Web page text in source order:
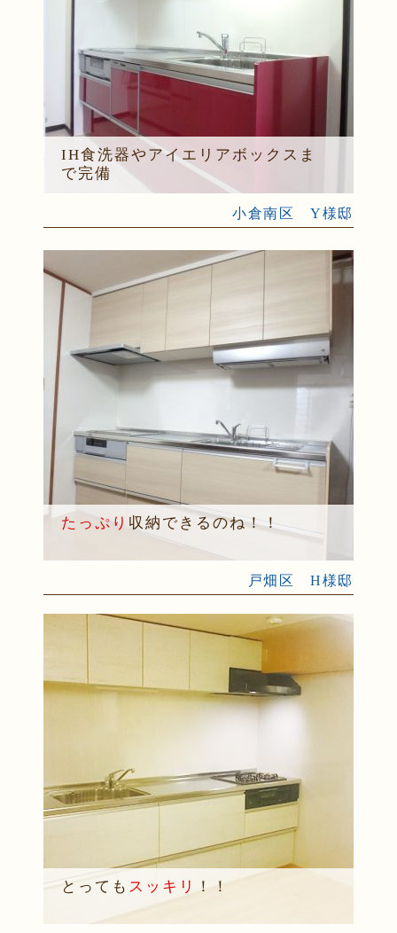
IH食洗器やアイエリアボックスま
で完備
小倉南区 Y様邸
たっぷり 収納できるのね！！
戸畑区 H様邸
とっても スッキリ ！！